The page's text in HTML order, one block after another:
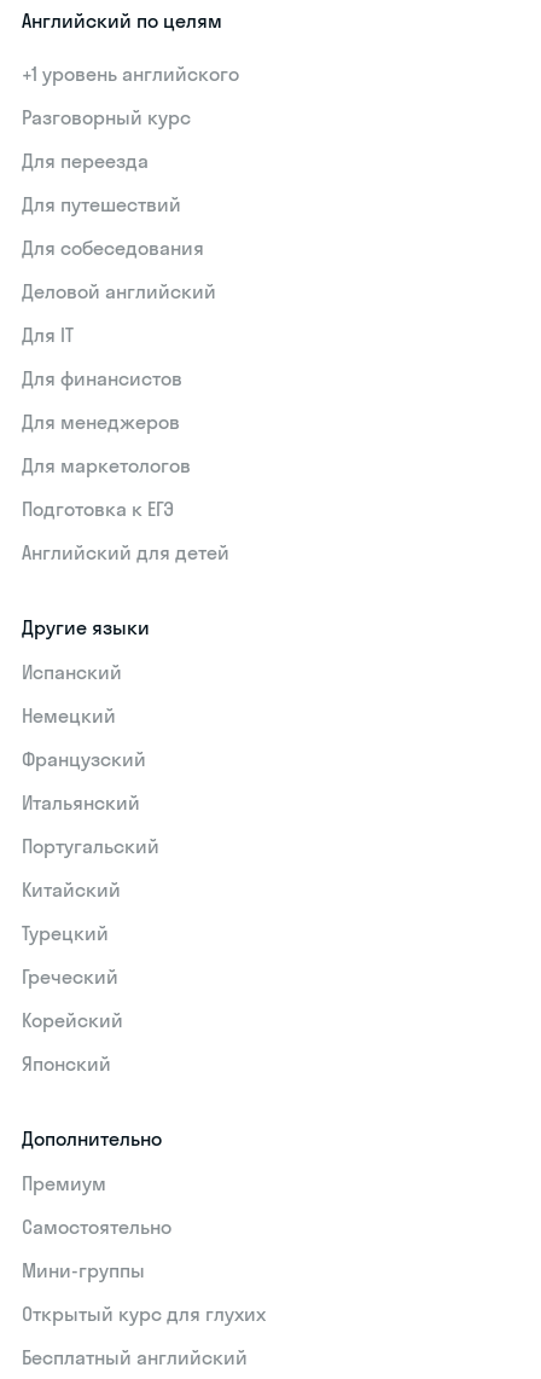
Английский по целям
+1 уровень английского
Разговорный курс
Для переезда
Для путешествий
Для собеседования
Деловой английский
Для IT
Для финансистов
Для менеджеров
Для маркетологов
Подготовка к ЕГЭ
Английский для детей
Другие языки
Испанский
Немецкий
Французский
Итальянский
Португальский
Китайский
Турецкий
Греческий
Корейский
Японский
Дополнительно
Премиум
Самостоятельно
Мини-группы
Открытый курс для глухих
Бесплатный английский